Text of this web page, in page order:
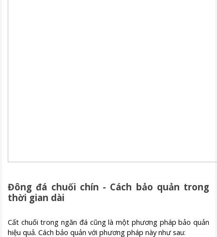
Đông đá chuối chín - Cách bảo quản trong
thời gian dài
Cất chuối trong ngăn đá cũng là một phương pháp bảo quản
hiệu quả. Cách bảo quản với phương pháp này như sau: